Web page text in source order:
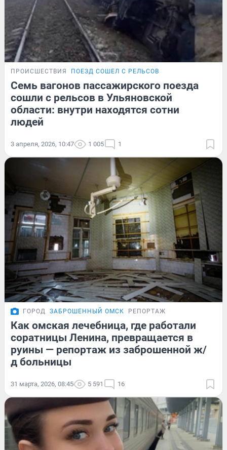
ПРОИСШЕСТВИЯ ПОЕЗД СОШЕЛ С РЕЛЬСОВ
Семь вагонов пассажирского поезда
сошли с рельсов в Ульяновской
области: внутри находятся сотни
людей
3 апреля, 2026, 10:47 1 005 1
ГОРОД ЗАБРОШЕННЫЙ ОМСК РЕПОРТАЖ
Как омская лечебница, где работали
соратницы Ленина, превращается в
руины — репортаж из заброшенной ж/
д больницы
31 марта, 2026, 08:45 5 591 16